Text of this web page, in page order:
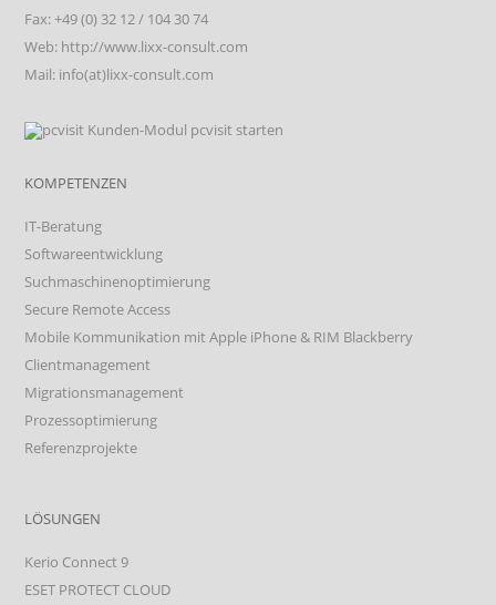
Fax: +49 (0) 32 12 / 104 30 74
Web: http://www.lixx-consult.com
Mail: info(at)lixx-consult.com
KOMPETENZEN
IT-Beratung
Softwareentwicklung
Suchmaschinenoptimierung
Secure Remote Access
Mobile Kommunikation mit Apple iPhone & RIM Blackberry
Clientmanagement
Migrationsmanagement
Prozessoptimierung
Referenzprojekte
LÖSUNGEN
Kerio Connect 9
ESET PROTECT CLOUD